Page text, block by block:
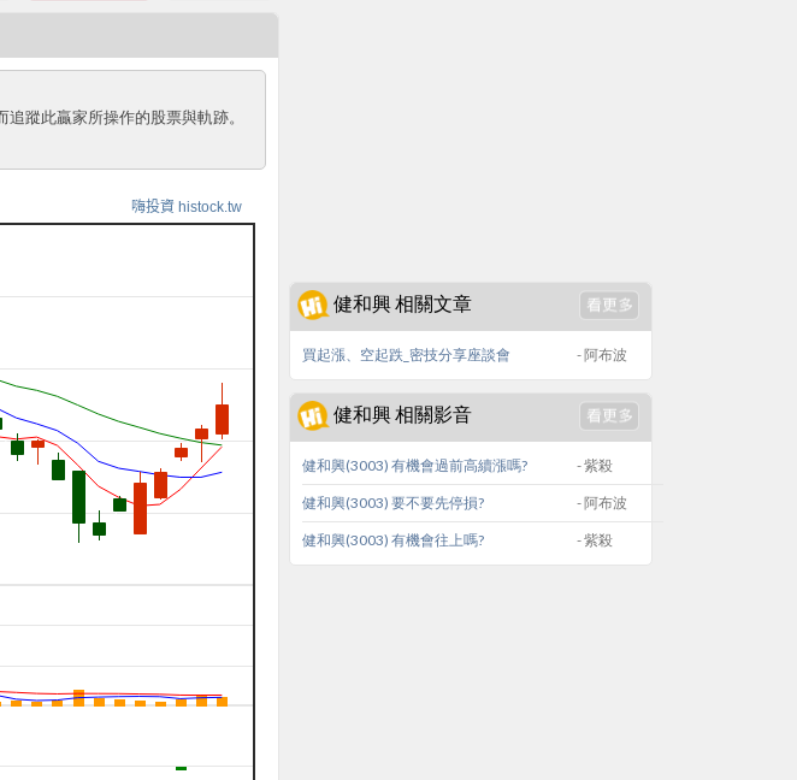
蹤此贏家所操作的股票與軌跡。
嗨投資 histock.tw
健和興 相關文章
- 阿布波
買起漲、空起跌_密技分享座談會
健和興 相關影音
- 紫殺
健和興(3003) 有機會過前高續漲嗎?
- 阿布波
健和興(3003) 要不要先停損?
- 紫殺
健和興(3003) 有機會往上嗎?